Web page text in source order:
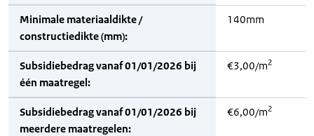
Minimale materiaaldikte /
constructiedikte (mm):
140mm
Subsidiebedrag vanaf 01/01/2026 bij
één maatregel:
€3,00/m2
Subsidiebedrag vanaf 01/01/2026 bij
meerdere maatregelen:
€6,00/m2